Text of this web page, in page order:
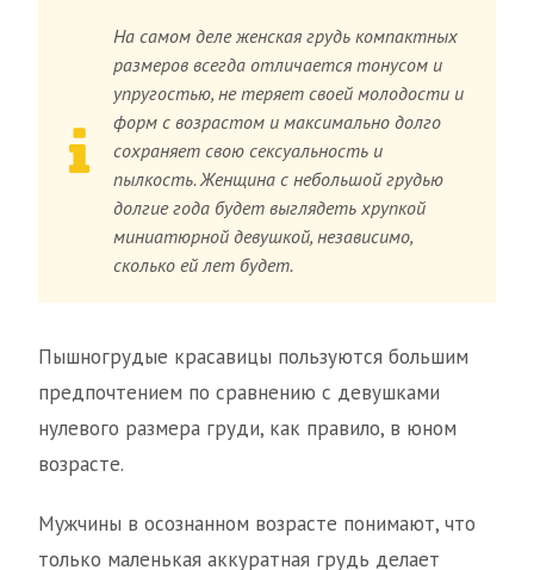
На самом деле женская грудь компактных
размеров всегда отличается тонусом и
упругостью, не теряет своей молодости и
форм с возрастом и максимально долго
сохраняет свою сексуальность и
пылкость. Женщина с небольшой грудью
долгие года будет выглядеть хрупкой
миниатюрной девушкой, независимо,
сколько ей лет будет.
Пышногрудые красавицы пользуются большим
предпочтением по сравнению с девушками
нулевого размера груди, как правило, в юном
возрасте.
Мужчины в осознанном возрасте понимают, что
только маленькая аккуратная грудь делает